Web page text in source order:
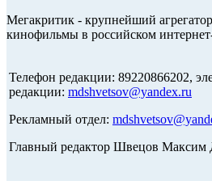
Мегакритик - крупнейший
кинофильмы в российском
Телефон редакции: 89220866202,
редакции: mdshvetsov@yandex.ru
Рекламный отдел:
Главный редактор Швецов Максим